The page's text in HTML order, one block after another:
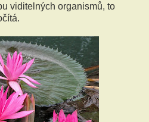
viditelných organismů, to